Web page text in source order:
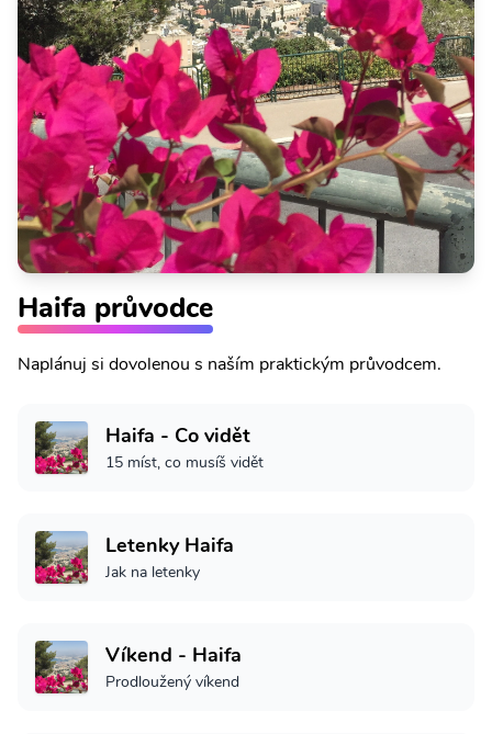
Haifa průvodce
Naplánuj si dovolenou s naším praktickým průvodcem.
Haifa - Co vidět
15 míst, co musíš vidět
Letenky Haifa
Jak na letenky
Víkend - Haifa
Prodloužený víkend